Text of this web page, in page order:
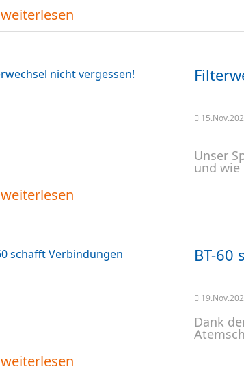
weiterlesen
Unser
und wie
weiterlesen
BT-60
Dank
weiterlesen